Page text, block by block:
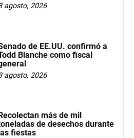
agosto, 2026
de EE.UU. confirmó a
Blanche como fiscal
agosto, 2026
más de mil
de desechos durante
fiestas